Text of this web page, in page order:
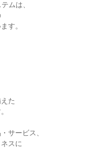
ムは、
す。
た
サービス、
スに